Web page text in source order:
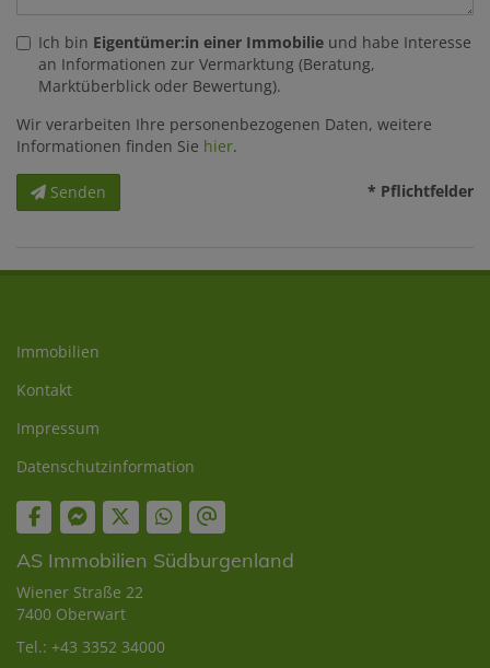
Ich bin Eigentümer:in einer Immobilie und habe Interesse
an Informationen zur Vermarktung (Beratung,
Marktüberblick oder Bewertung).
Wir verarbeiten Ihre personenbezogenen Daten, weitere
Informationen finden Sie hier.
Senden * Pflichtfelder
Immobilien
Kontakt
Impressum
Datenschutzinformation
AS Immobilien Südburgenland
Wiener Straße 22
7400 Oberwart
Tel.: +43 3352 34000